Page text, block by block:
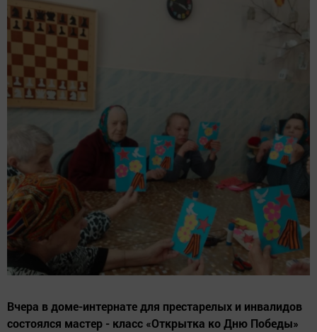
Вчера в доме-интернате для престарелых и инвалидов
состоялся мастер - класс «Открытка ко Дню Победы»